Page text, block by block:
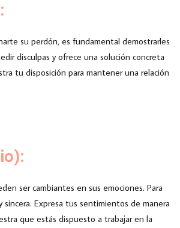
su perdón, es fundamental demostrarles
disculpas y ofrece una solución concreta
tu disposición para mantener una relación
ser cambiantes en sus emociones. Para
Expresa tus sentimientos de manera
que estás dispuesto a trabajar en la